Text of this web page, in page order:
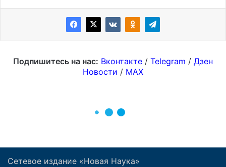
Сетевое издание «Новая Наука»